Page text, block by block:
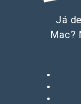
Já
Mac?